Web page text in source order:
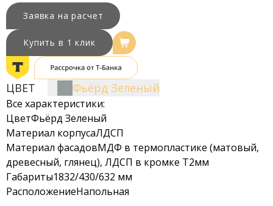
Заявка на расчет
Купить в 1 клик
ЦВЕТ Фьёрд Зеленый
Все характеристики:
ЦветФьёрд Зеленый
Материал корпусаЛДСП
Материал фасадовМДФ в термопластике (матовый,
древесный, глянец), ЛДСП в кромке Т2мм
Габариты1832/430/632 мм
РасположениеНапольная